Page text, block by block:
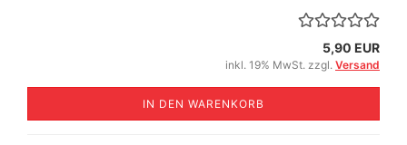
5,90 EUR
inkl. 19% MwSt. zzgl. Versand
IN DEN WARENKORB